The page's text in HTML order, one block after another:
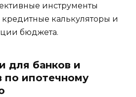
инструменты
кредитные калькуляторы и
бюджета.
для банков и
по ипотечному